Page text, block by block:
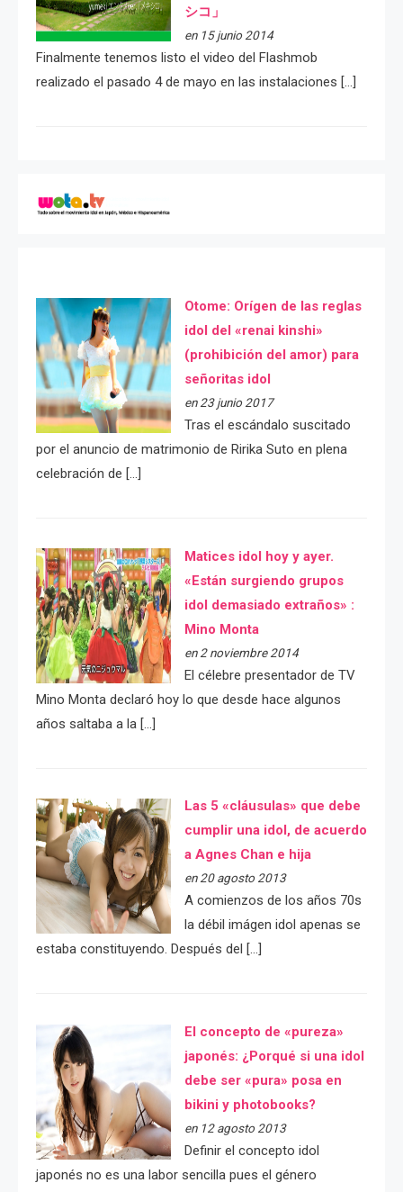
シコ」
en 15 junio 2014
Finalmente tenemos listo el video del Flashmob
realizado el pasado 4 de mayo en las instalaciones […]
Otome: Orígen de las reglas
idol del «renai kinshi»
(prohibición del amor) para
señoritas idol
en 23 junio 2017
Tras el escándalo suscitado
por el anuncio de matrimonio de Ririka Suto en plena
celebración de […]
Matices idol hoy y ayer.
«Están surgiendo grupos
idol demasiado extraños» :
Mino Monta
en 2 noviembre 2014
El célebre presentador de TV
Mino Monta declaró hoy lo que desde hace algunos
años saltaba a la […]
Las 5 «cláusulas» que debe
cumplir una idol, de acuerdo
a Agnes Chan e hija
en 20 agosto 2013
A comienzos de los años 70s
la débil imágen idol apenas se
estaba constituyendo. Después del […]
El concepto de «pureza»
japonés: ¿Porqué si una idol
debe ser «pura» posa en
bikini y photobooks?
en 12 agosto 2013
Definir el concepto idol
japonés no es una labor sencilla pues el género